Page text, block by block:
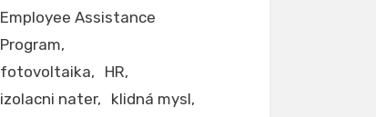
Employee Assistance
Program
fotovoltaika
HR
izolacni nater
klidná mysl